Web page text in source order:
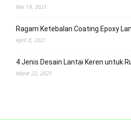
Mei 19, 2021
Ragam Ketebalan Coating Epoxy
April 8, 2021
4 Jenis Desain Lantai Keren untuk
Maret 22, 2021